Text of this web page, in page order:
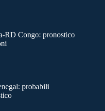
RD Congo: pronostico
probabili